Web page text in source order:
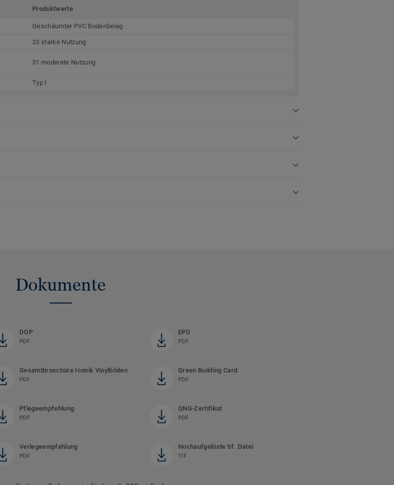
Produktwerte
Geschäumter PVC Bodenbelag
23 starke Nutzung
31 moderate Nutzung
Typ I
Dokumente
DOP
PDF
EPD
PDF
Gesamtbroschüre Iconik Vinylböden
PDF
Green Building Card
PDF
Pflegeempfehlung
PDF
QNG-Zertifikat
PDF
Verlegeempfehlung
PDF
Hochaufgelöste tif. Datei
TIF